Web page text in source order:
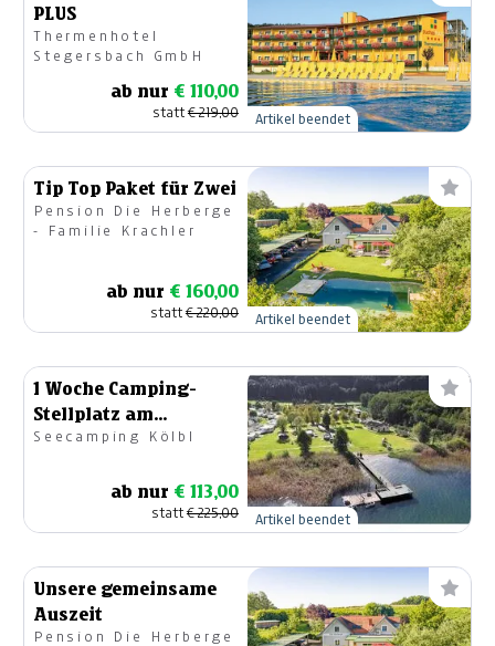
PLUS
Thermenhotel
Stegersbach GmbH
ab nur € 110,00
statt€ 219,00 Artikel beendet
Tip Top Paket für Zwei
Pension Die Herberge
- Familie Krachler
ab nur € 160,00
statt€ 220,00 Artikel beendet
1 Woche Camping-
Stellplatz am
Ossiacher See für 2
Seecamping Kölbl
ab nur € 113,00
statt€ 225,00 Artikel beendet
Unsere gemeinsame
Auszeit
Pension Die Herberge